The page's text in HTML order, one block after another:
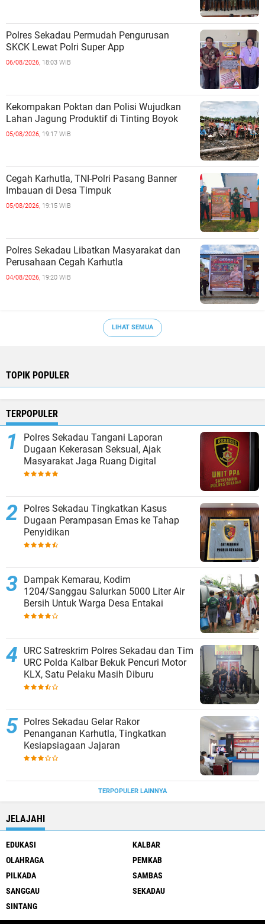
Polres Sekadau Permudah Pengurusan
SKCK Lewat Polri Super App
06/08/2026, 18:03 WIB
Kekompakan Poktan dan Polisi Wujudkan
Lahan Jagung Produktif di Tinting Boyok
05/08/2026, 19:17 WIB
Cegah Karhutla, TNI-Polri Pasang Banner
Imbauan di Desa Timpuk
05/08/2026, 19:15 WIB
Polres Sekadau Libatkan Masyarakat dan
Perusahaan Cegah Karhutla
04/08/2026, 19:20 WIB
LIHAT SEMUA
TOPIK POPULER
TERPOPULER
Polres Sekadau Tangani Laporan
Dugaan Kekerasan Seksual, Ajak
Masyarakat Jaga Ruang Digital
Polres Sekadau Tingkatkan Kasus
Dugaan Perampasan Emas ke Tahap
Penyidikan
Dampak Kemarau, Kodim
1204/Sanggau Salurkan 5000 Liter Air
Bersih Untuk Warga Desa Entakai
URC Satreskrim Polres Sekadau dan Tim
URC Polda Kalbar Bekuk Pencuri Motor
KLX, Satu Pelaku Masih Diburu
Polres Sekadau Gelar Rakor
Penanganan Karhutla, Tingkatkan
Kesiapsiagaan Jajaran
TERPOPULER LAINNYA
JELAJAHI
EDUKASI
KALBAR
OLAHRAGA
PEMKAB
PILKADA
SAMBAS
SANGGAU
SEKADAU
SINTANG